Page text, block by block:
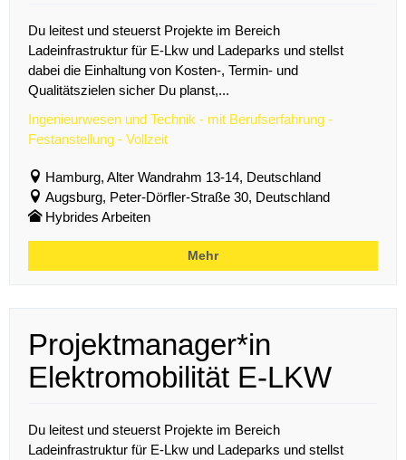
Du leitest und steuerst Projekte im Bereich
Ladeinfrastruktur für E-Lkw und Ladeparks und stellst
dabei die Einhaltung von Kosten-, Termin- und
Qualitätszielen sicher Du planst,...
Ingenieurwesen und Technik - mit Berufserfahrung -
Festanstellung - Vollzeit
Hamburg, Alter Wandrahm 13-14, Deutschland
Augsburg, Peter-Dörfler-Straße 30, Deutschland
Hybrides Arbeiten
Mehr
Projektmanager*in
Elektromobilität E-LKW
Du leitest und steuerst Projekte im Bereich
Ladeinfrastruktur für E-Lkw und Ladeparks und stellst